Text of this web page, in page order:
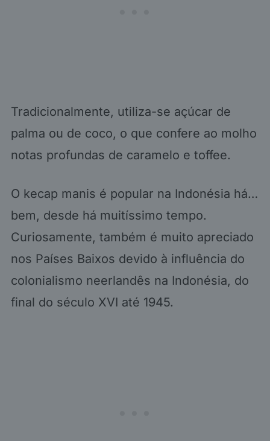
Tradicionalmente, utiliza-se açúcar de
palma ou de coco, o que confere ao molho
notas profundas de caramelo e toffee.
O kecap manis é popular na Indonésia há…
bem, desde há muitíssimo tempo.
Curiosamente, também é muito apreciado
nos Países Baixos devido à influência do
colonialismo neerlandês na Indonésia, do
final do século XVI até 1945.